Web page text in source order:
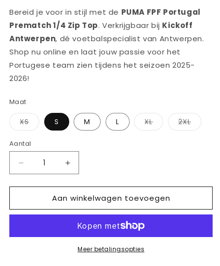
Bereid je voor in stijl met de PUMA FPF Portugal
Prematch 1/4 Zip Top. Verkrijgbaar bij Kickoff
Antwerpen, dé voetbalspecialist van Antwerpen.
Shop nu online en laat jouw passie voor het
Portugese team zien tijdens het seizoen 2025-
2026!
Maat
XSVariant
uitverkocht
niet
beschikbaar
S M L XLVariant
uitverkocht
2XLVariant
Aantal
Aantal
Aantal
verlagen
voor
FPF
1/4
Aantal
verhogen
voor
PUMA
FPF
PREMATCH
1/4
ZIPTOP
Aan winkelwagen toevoegen
Meer betalingsopties